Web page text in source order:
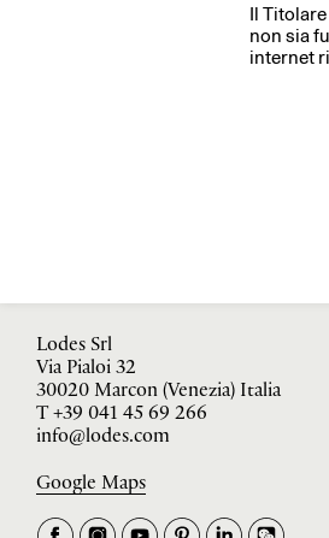
Il
non sia
internet
Lodes Srl
Via Pialoi 32
30020 Marcon (Venezia) Italia
T+39 041 45 69 266
info@lodes.com
Google Maps